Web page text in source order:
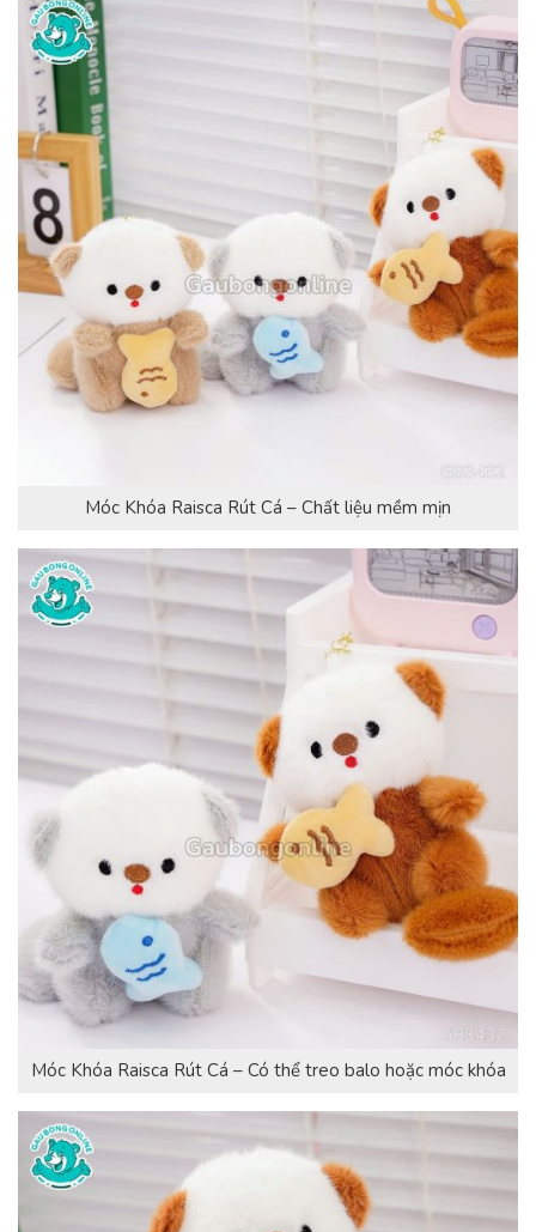
Móc Khóa Raisca Rút Cá – Chất liệu mềm mịn
Móc Khóa Raisca Rút Cá – Có thể treo balo hoặc móc khóa